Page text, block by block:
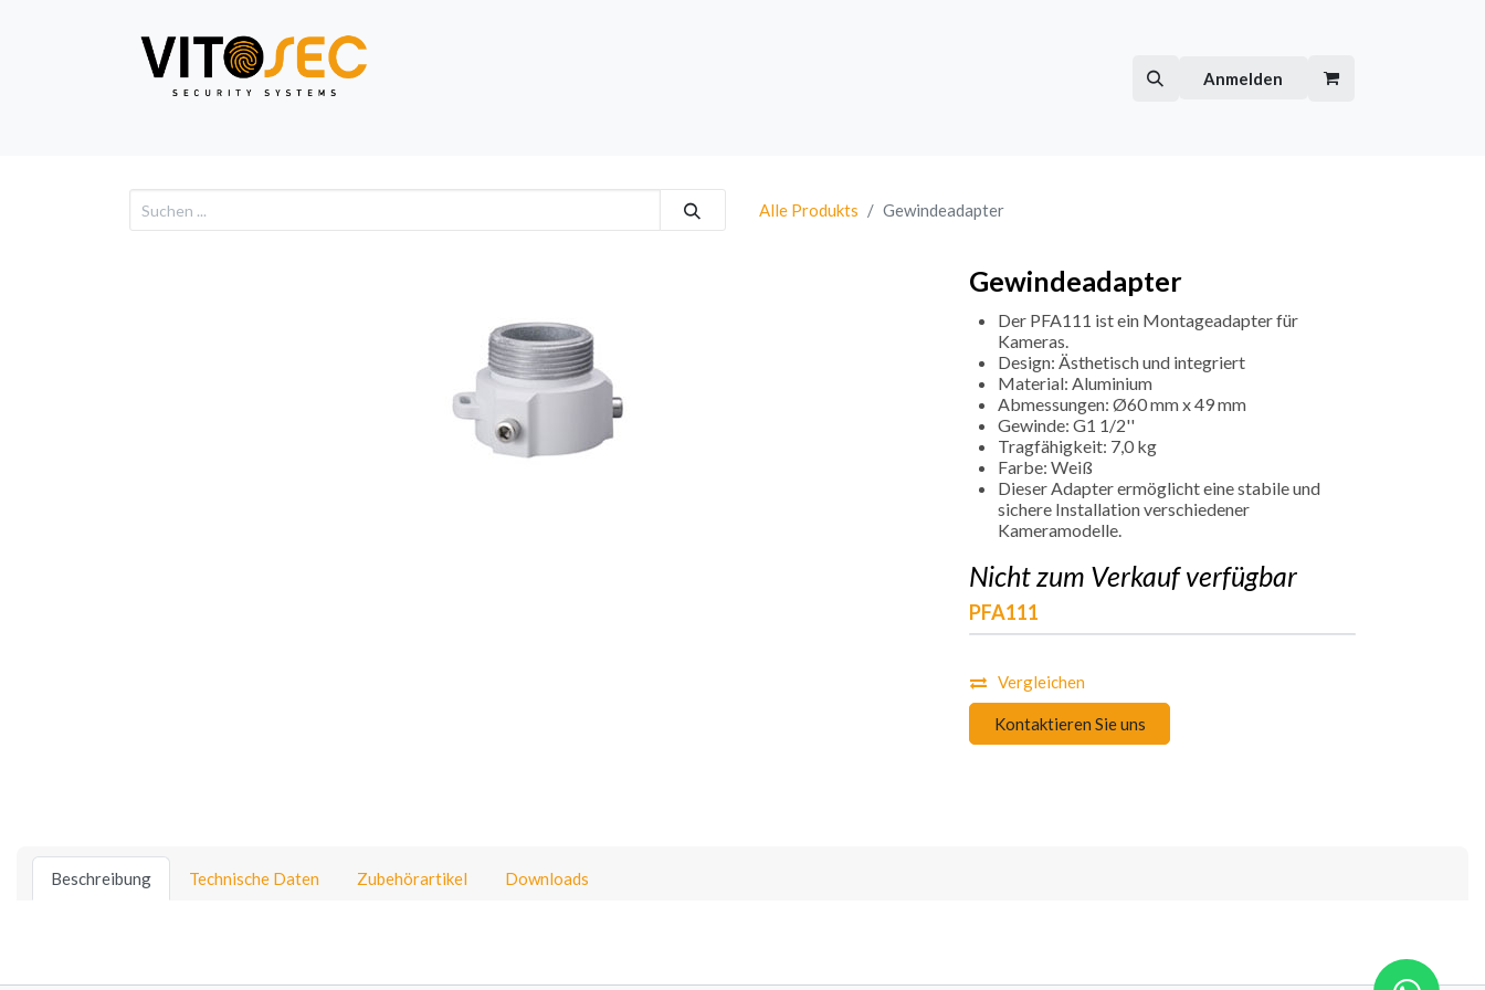
Video Alarm Anmelden
Alle Produkts Gewindeadapter
Gewindeadapter
Der PFA111 ist ein Montageadapter für
Kameras.
Design: Ästhetisch und integriert
Material: Aluminium
Abmessungen: Ø60 mm x 49 mm
Gewinde: G1 1/2''
Tragfähigkeit: 7,0 kg
Farbe: Weiß
Dieser Adapter ermöglicht eine stabile und
sichere Installation verschiedener
Kameramodelle.
Nicht zum Verkauf verfügbar
PFA111
Vergleichen
Kontaktieren Sie uns
Beschreibung Technische Daten Zubehörartikel Downloads